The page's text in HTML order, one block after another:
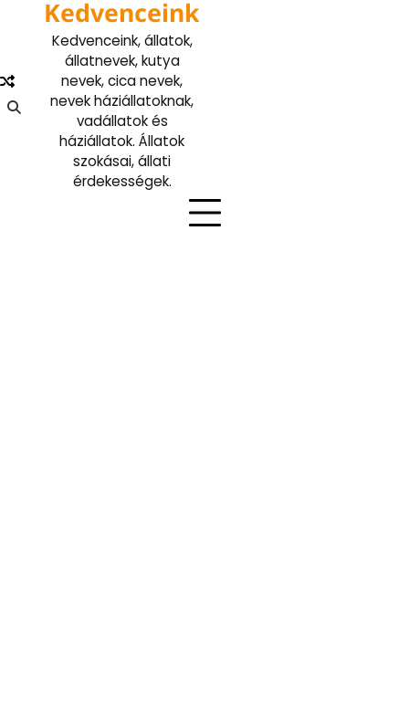
Kedvenceink
Kedvenceink, állatok,
állatnevek, kutya
nevek, cica nevek,
nevek háziállatoknak,
vadállatok és
háziállatok. Állatok
szokásai, állati
érdekességek.